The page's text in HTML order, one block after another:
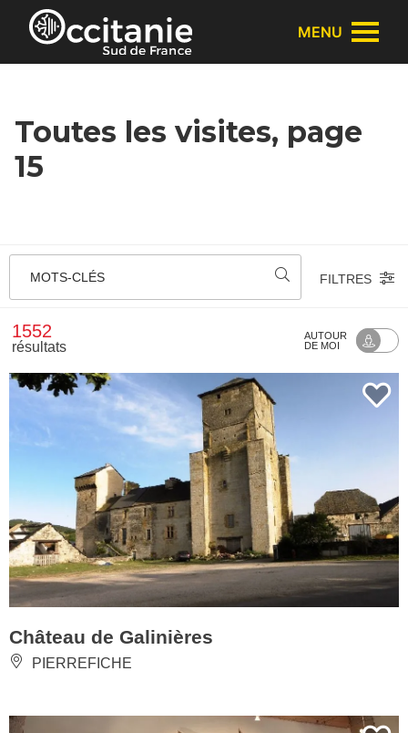
Panneau de gestion des cookies
MENU
Toutes les visites, page
15
MOTS-CLÉS FILTRES
1552
résultats
AUTOUR
DE MOI
Château de Galinières
PIERREFICHE